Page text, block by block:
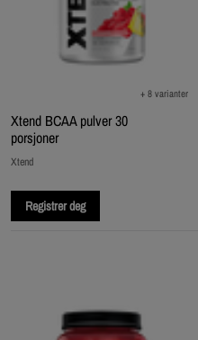
Xtend BCAA pulver 30
porsjoner
+ 8 varianter
Xtend
Registrer deg